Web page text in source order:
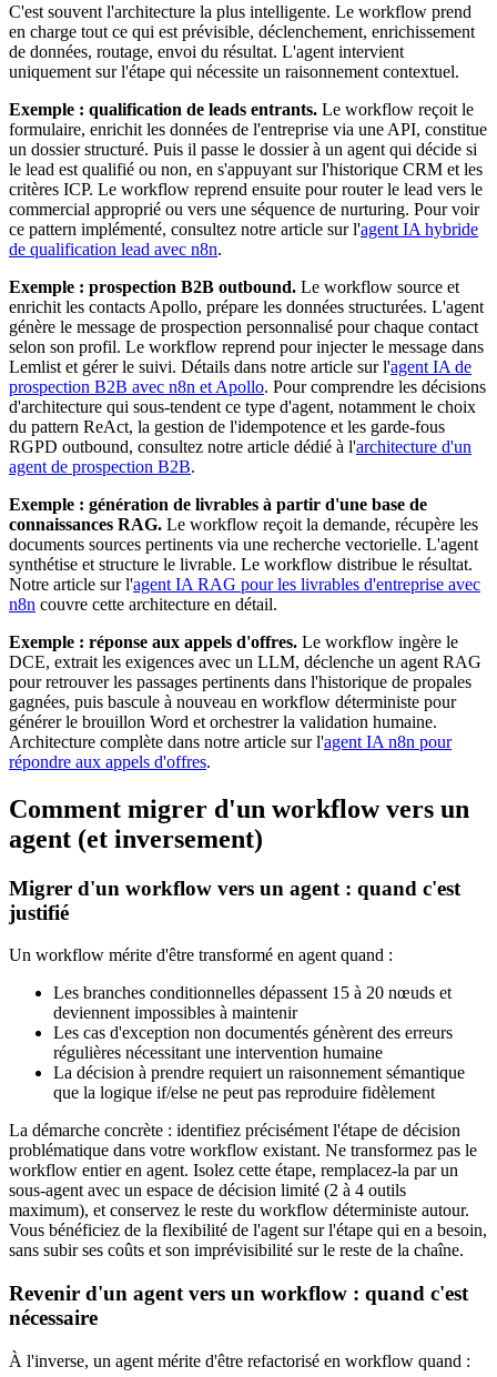
C'est souvent l'architecture la plus intelligente. Le workflow prend
en charge tout ce qui est prévisible, déclenchement, enrichissement
de données, routage, envoi du résultat. L'agent intervient
uniquement sur l'étape qui nécessite un raisonnement contextuel.
Exemple : qualification de leads entrants. Le workflow reçoit le
formulaire, enrichit les données de l'entreprise via une API, constitue
un dossier structuré. Puis il passe le dossier à un agent qui décide si
le lead est qualifié ou non, en s'appuyant sur l'historique CRM et les
critères ICP. Le workflow reprend ensuite pour router le lead vers le
commercial approprié ou vers une séquence de nurturing. Pour voir
ce pattern implémenté, consultez notre article sur l'agent IA hybride
de qualification lead avec n8n.
Exemple : prospection B2B outbound. Le workflow source et
enrichit les contacts Apollo, prépare les données structurées. L'agent
génère le message de prospection personnalisé pour chaque contact
selon son profil. Le workflow reprend pour injecter le message dans
Lemlist et gérer le suivi. Détails dans notre article sur l'agent IA de
prospection B2B avec n8n et Apollo. Pour comprendre les décisions
d'architecture qui sous-tendent ce type d'agent, notamment le choix
du pattern ReAct, la gestion de l'idempotence et les garde-fous
RGPD outbound, consultez notre article dédié à l'architecture d'un
agent de prospection B2B.
Exemple : génération de livrables à partir d'une base de
connaissances RAG. Le workflow reçoit la demande, récupère les
documents sources pertinents via une recherche vectorielle. L'agent
synthétise et structure le livrable. Le workflow distribue le résultat.
Notre article sur l'agent IA RAG pour les livrables d'entreprise avec
n8n couvre cette architecture en détail.
Exemple : réponse aux appels d'offres. Le workflow ingère le
DCE, extrait les exigences avec un LLM, déclenche un agent RAG
pour retrouver les passages pertinents dans l'historique de propales
gagnées, puis bascule à nouveau en workflow déterministe pour
générer le brouillon Word et orchestrer la validation humaine.
Architecture complète dans notre article sur l'agent IA n8n pour
répondre aux appels d'offres.
Comment migrer d'un workflow vers un
agent (et inversement)
Migrer d'un workflow vers un agent : quand c'est
justifié
Un workflow mérite d'être transformé en agent quand :
Les branches conditionnelles dépassent 15 à 20 nœuds et
deviennent impossibles à maintenir
Les cas d'exception non documentés génèrent des erreurs
régulières nécessitant une intervention humaine
La décision à prendre requiert un raisonnement sémantique
que la logique if/else ne peut pas reproduire fidèlement
La démarche concrète : identifiez précisément l'étape de décision
problématique dans votre workflow existant. Ne transformez pas le
workflow entier en agent. Isolez cette étape, remplacez-la par un
sous-agent avec un espace de décision limité (2 à 4 outils
maximum), et conservez le reste du workflow déterministe autour.
Vous bénéficiez de la flexibilité de l'agent sur l'étape qui en a besoin,
sans subir ses coûts et son imprévisibilité sur le reste de la chaîne.
Revenir d'un agent vers un workflow : quand c'est
nécessaire
À l'inverse, un agent mérite d'être refactorisé en workflow quand :